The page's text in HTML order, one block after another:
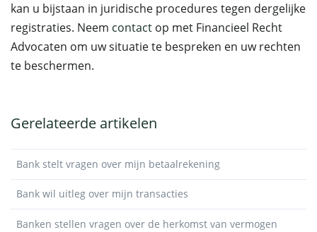
kan u bijstaan in juridische procedures tegen dergelijke
registraties. Neem contact op met Financieel Recht
Advocaten om uw situatie te bespreken en uw rechten
te beschermen.
Gerelateerde artikelen
Bank stelt vragen over mijn betaalrekening
Bank wil uitleg over mijn transacties
Banken stellen vragen over de herkomst van vermogen